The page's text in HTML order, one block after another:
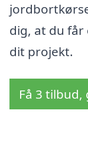
dig, at du får
dit projekt.
Få 3